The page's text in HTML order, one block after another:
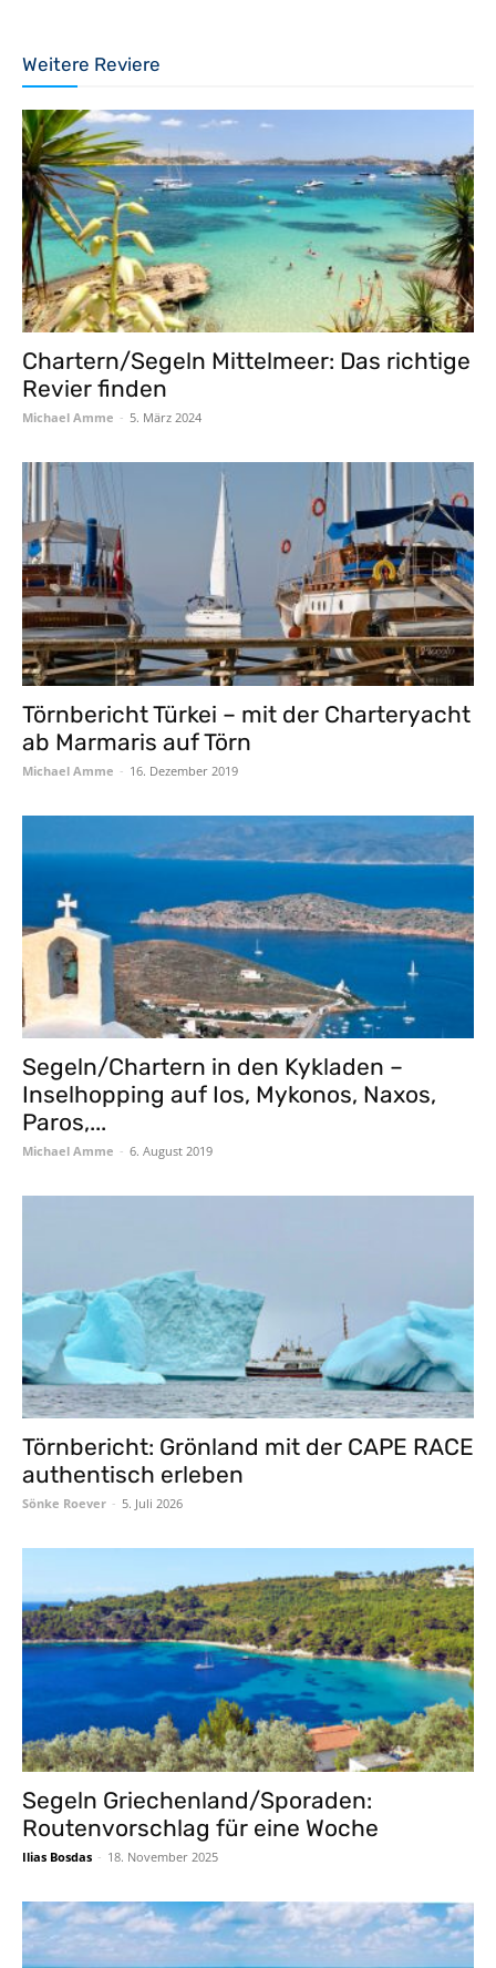
Weitere Reviere
Chartern/Segeln Mittelmeer: Das richtige
Revier finden
Michael Amme - 5. März 2024
Törnbericht Türkei – mit der Charteryacht
ab Marmaris auf Törn
Michael Amme - 16. Dezember 2019
Segeln/Chartern in den Kykladen –
Inselhopping auf Ios, Mykonos, Naxos,
Paros,...
Michael Amme - 6. August 2019
Törnbericht: Grönland mit der CAPE RACE
authentisch erleben
Sönke Roever - 5. Juli 2026
Segeln Griechenland/Sporaden:
Routenvorschlag für eine Woche
Ilias Bosdas - 18. November 2025